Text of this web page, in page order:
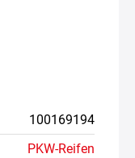
100169194
PKW-Reifen